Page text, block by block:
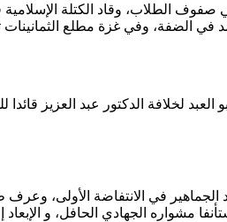
الطلاب، وقاد الكتلة
في الضفة، وفي غزة مطلع
الجماهير في الانتفاضة
مشواره الجهادي الحافل، و